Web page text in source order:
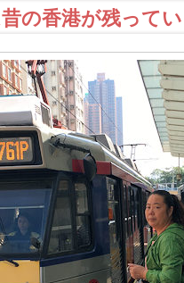
の香港が残って